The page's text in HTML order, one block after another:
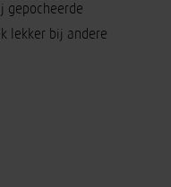
gepocheerde
lekker bij andere